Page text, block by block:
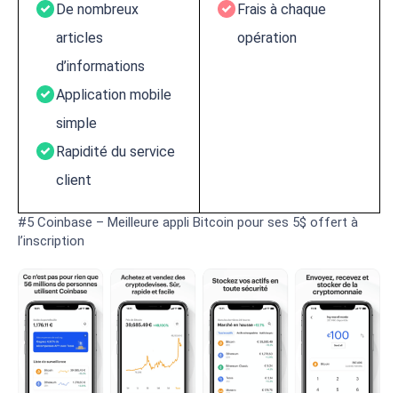
De nombreux
articles
d’informations
Application mobile
simple
Rapidité du service
client
Frais à chaque
opération
#5 Coinbase – Meilleure appli Bitcoin pour ses 5$ offert à
l’inscription